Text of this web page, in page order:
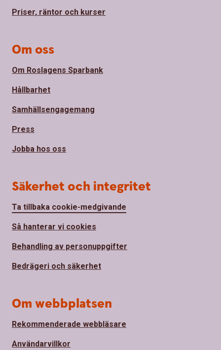
Priser, räntor och kurser
Om oss
Om Roslagens Sparbank
Hållbarhet
Samhällsengagemang
Press
Jobba hos oss
Säkerhet och integritet
Ta tillbaka cookie-medgivande
Så hanterar vi cookies
Behandling av personuppgifter
Bedrägeri och säkerhet
Om webbplatsen
Rekommenderade webbläsare
Användarvillkor